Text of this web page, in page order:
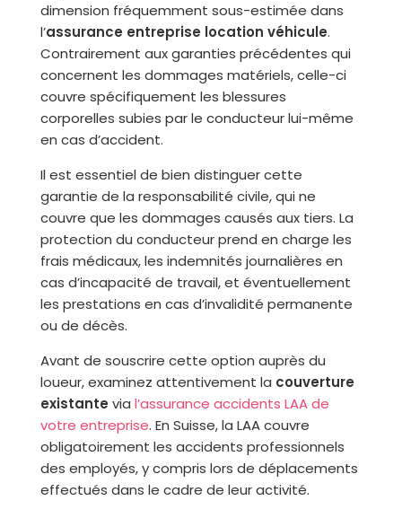
dimension fréquemment sous-estimée dans
l’assurance entreprise location véhicule.
Contrairement aux garanties précédentes qui
concernent les dommages matériels, celle-ci
couvre spécifiquement les blessures
corporelles subies par le conducteur lui-même
en cas d’accident.
Il est essentiel de bien distinguer cette
garantie de la responsabilité civile, qui ne
couvre que les dommages causés aux tiers. La
protection du conducteur prend en charge les
frais médicaux, les indemnités journalières en
cas d’incapacité de travail, et éventuellement
les prestations en cas d’invalidité permanente
ou de décès.
Avant de souscrire cette option auprès du
loueur, examinez attentivement la couverture
existante via l’assurance accidents LAA de
votre entreprise. En Suisse, la LAA couvre
obligatoirement les accidents professionnels
des employés, y compris lors de déplacements
effectués dans le cadre de leur activité.